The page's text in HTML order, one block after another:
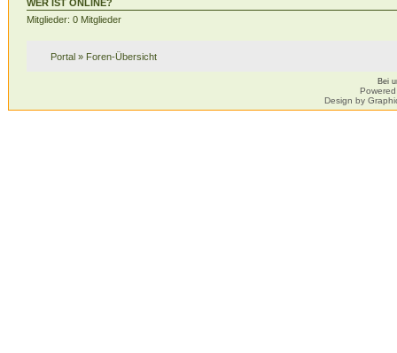
WER IST ONLINE?
Mitglieder: 0 Mitglieder
Portal» Foren-Übersicht
Bei
Design by